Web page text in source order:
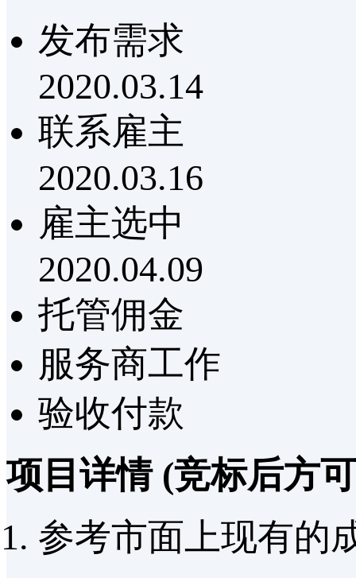
发布需求
2020.03.14
联系雇主
2020.03.16
雇主选中
2020.04.09
托管佣金
服务商工作
验收付款
项目详情 (竞标后方
参考市面上现有的